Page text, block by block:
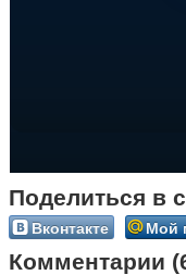
Поделиться в
Вконтакте Мой
Комментарии